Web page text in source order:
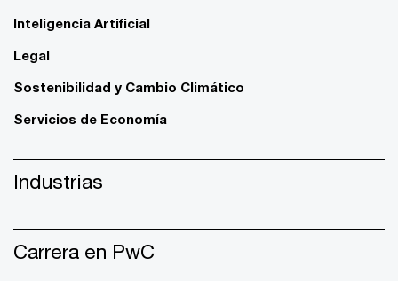
Inteligencia Artificial
Legal
Sostenibilidad y Cambio Climático
Servicios de Economía
Industrias
Carrera en PwC